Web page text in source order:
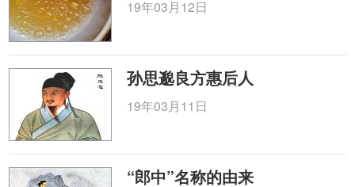
19年03月12日
孙思邈良方惠后人
19年03月11日
“郎中”名称的由来